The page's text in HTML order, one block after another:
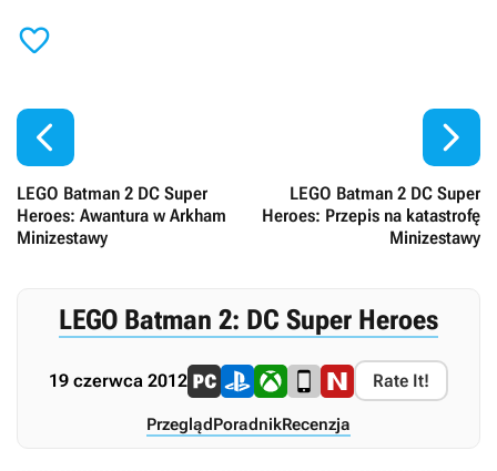


LEGO Batman 2 DC Super
Heroes: Awantura w Arkham
Minizestawy
LEGO Batman 2 DC Super
Heroes: Przepis na katastrofę
Minizestawy

LEGO Batman 2: DC Super Heroes
19 czerwca 2012 Rate It!
PrzeglądPoradnikRecenzja